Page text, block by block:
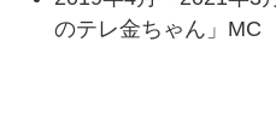
のテレ金ちゃん」MC